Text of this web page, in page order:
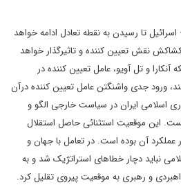
تا رسیدن به نقطه تعادل ادامه خواهد
نقش تعیین کننده و تاثیرگذار خواهد
و تل آویو، عامل تعیین کننده در
ورود جدی واشنگتن عامل تعیین کننده درآن
اسلامی ایران در سیاست خارجی الگو و
این موقعیت استثنائی حاصل استقلال
آن بوده است. در تعامل با جهان و
نباید دچار خطاهای استراتژیک شد و به
و رهبری به موقعیت پیروی تقلیل کرد.